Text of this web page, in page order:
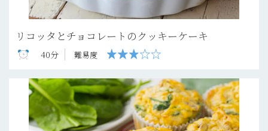
リコッタとチョコレートのクッキーケーキ
40分 難易度